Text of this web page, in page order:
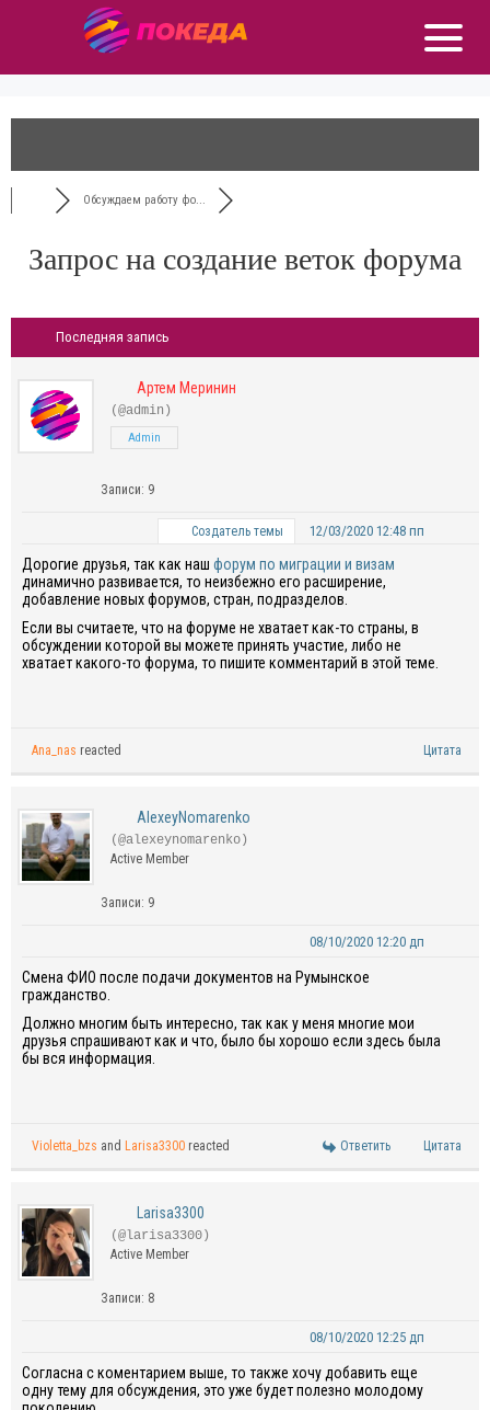
Обсуждаем работу фо...
Запрос на создание веток форума
Последняя запись
Артем Меринин
(@admin)
Admin
Записи: 9
Создатель темы 12/03/2020 12:48 пп
Дорогие друзья, так как наш форум по миграции и визам
динамично развивается, то неизбежно его расширение,
добавление новых форумов, стран, подразделов.
Если вы считаете, что на форуме не хватает как-то страны, в
обсуждении которой вы можете принять участие, либо не
хватает какого-то форума, то пишите комментарий в этой теме.
Ana_nas reacted Цитата
AlexeyNomarenko
(@alexeynomarenko)
Active Member
Записи: 9
08/10/2020 12:20 дп
Смена ФИО после подачи документов на Румынское
гражданство.
Должно многим быть интересно, так как у меня многие мои
друзья спрашивают как и что, было бы хорошо если здесь была
бы вся информация.
Violetta_bzs and Larisa3300 reacted Ответить Цитата
Larisa3300
(@larisa3300)
Active Member
Записи: 8
08/10/2020 12:25 дп
Согласна с коментарием выше, то также хочу добавить еще
одну тему для обсуждения, это уже будет полезно молодому